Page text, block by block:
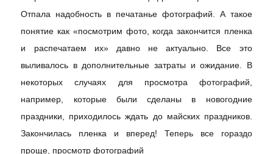
Отпала надобность в печатанье фотографий. А такое
понятие как «посмотрим фото, когда закончится пленка
и распечатаем их» давно не актуально. Все это
выливалось в дополнительные затраты и ожидание. В
некоторых случаях для просмотра фотографий,
например, которые были сделаны в новогодние
праздники, приходилось ждать до майских праздников.
Закончилась пленка и вперед! Теперь все гораздо
проще, просмотр фотографий